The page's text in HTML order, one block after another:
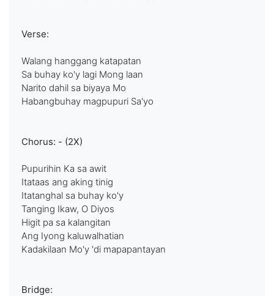
Verse:
Walang hanggang katapatan
Sa buhay ko'y lagi Mong laan
Narito dahil sa biyaya Mo
Habangbuhay magpupuri Sa'yo
Chorus: - (2X)
Pupurihin Ka sa awit
Itataas ang aking tinig
Itatanghal sa buhay ko'y
Tanging Ikaw, O Diyos
Higit pa sa kalangitan
Ang Iyong kaluwalhatian
Kadakilaan Mo'y 'di mapapantayan
Bridge: